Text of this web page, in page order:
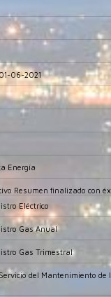
06-2021
Energía
Resumen finalizado con
Eléctrico
Gas Anual
Gas Trimestral
del Mantenimiento